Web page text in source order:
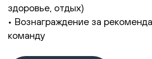
здоровье, отдых)
• Вознаграждение за
команду